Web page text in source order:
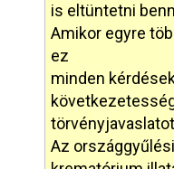
is eltüntetni
Amikor egyre
ez
minden
Az